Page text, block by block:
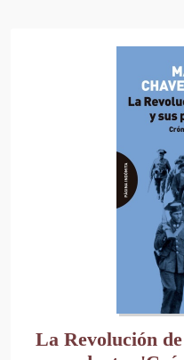
La Revolución